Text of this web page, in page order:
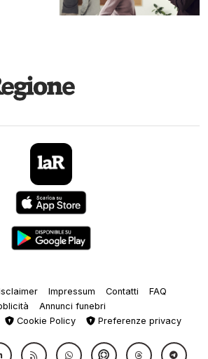
Impressum Contatti
FAQ
Annunci funebri
Cookie Policy Preferenze privacy